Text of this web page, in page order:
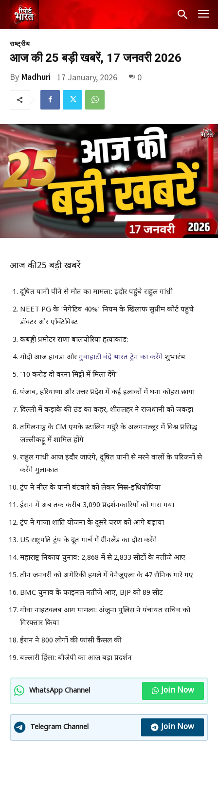
राष्ट्रीय
आज की 25 बड़ी खबरें, 17 जनवरी 2026
By Madhuri 17 January, 2026 0
आज की 25 बड़ी खबरें
दूषित पानी पीने से मौत का मामला: इंदौर पहुंचे राहुल गांधी
NEET PG के ‘नेगेटिव 40%’ नियम के खिलाफ सुप्रीम कोर्ट पहुंचे
डॉक्टर और एक्टिविस्ट
कबड्डी प्रमोटर राणा बालचोरिया हत्याकांड:
मोदी आज हावड़ा और गुवाहाटी वंदे भारत ट्रेन का करेंगे शुभारंभ
’10 करोड़ दो वरना मिट्टी में मिला देंगे’
पंजाब, हरियाणा और उत्तर प्रदेश में कई इलाकों में घना कोहरा छाया
दिल्ली में कड़ाके की ठंड का कहर, शीतलहर ने राजधानी को जकड़ा
तमिलनाडु के CM एमके स्टालिन मदुरै के अलंगनल्लूर में विश्व प्रसिद्ध
जल्लीकट्टू में शामिल होंगे
राहुल गांधी आज इंदौर जाएंगे, दूषित पानी से मरने वालों के परिजनों से
करेंगे मुलाकात
ट्रंप ने नील के पानी बंटवारे को लेकर मिस्र-इथियोपिया
ईरान में अब तक करीब 3,090 प्रदर्शनकारियों को मारा गया
ट्रंप ने गाजा शांति योजना के दूसरे चरण को आगे बढ़ाया
US राष्ट्रपति ट्रंप के दूत मार्च में ग्रीनलैंड का दौरा करेंगे
महाराष्ट्र निकाय चुनाव: 2,868 में से 2,833 सीटों के नतीजे आए
तीन जनवरी को अमेरिकी हमले में वेनेजुएला के 47 सैनिक मारे गए
BMC चुनाव के फाइनल नतीजे आए, BJP को 89 सीट
गोवा नाइटक्लब आग मामला: अंजुना पुलिस ने पंचायत सचिव को
गिरफ्तार किया
ईरान ने 800 लोगों की फांसी कैंसल की
बल्लारी हिंसा: बीजेपी का आज बड़ा प्रदर्शन
WhatsApp Channel Join Now
Telegram Channel Join Now